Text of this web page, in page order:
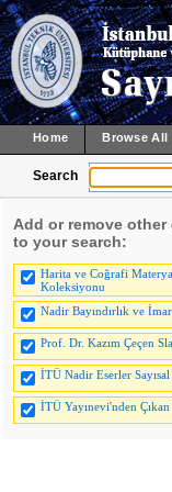
Home Browse All
Search
Add or remove
to your search:
Harita ve Coğrafi
Koleksiyonu
Nadir Bayındırlık ve
Prof. Dr. Kazım Çeçen
İTÜ Nadir Eserler
İTÜ Yayınevi'nden Çıkan